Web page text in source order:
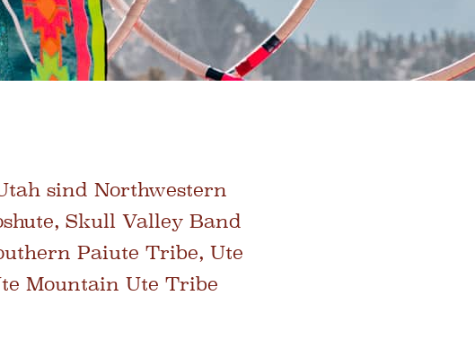
sind Northwestern
Skull Valley Band
Paiute Tribe, Ute
Mountain Ute Tribe